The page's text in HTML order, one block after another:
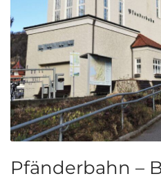
Pfänderbahn –